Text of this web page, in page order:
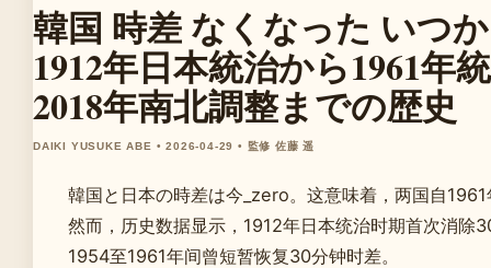
韓国 時差 なくなった いつ
1912年日本統治から1961年
2018年南北調整までの歴史
DAIKI YUSUKE ABE • 2026-04-29 • 監修 佐藤 遥
韓国と日本の時差は今_zero。这意味着，两国自
然而，历史数据显示，1912年日本统治时期首次消除
1954至1961年间曾短暂恢复30分钟时差。